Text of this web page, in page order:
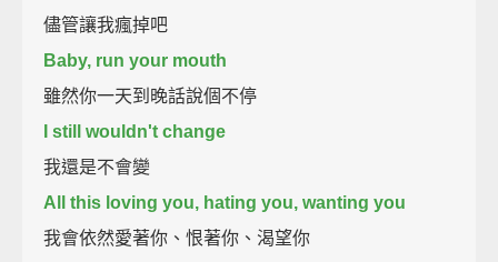
儘管讓我瘋掉吧
Baby, run your mouth
雖然你一天到晚話說個不停
I still wouldn't change
我還是不會變
All this loving you, hating you, wanting you
我會依然愛著你、恨著你、渴望你